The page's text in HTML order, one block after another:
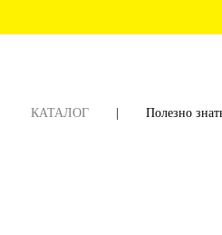
КАТАЛОГ | Полезно